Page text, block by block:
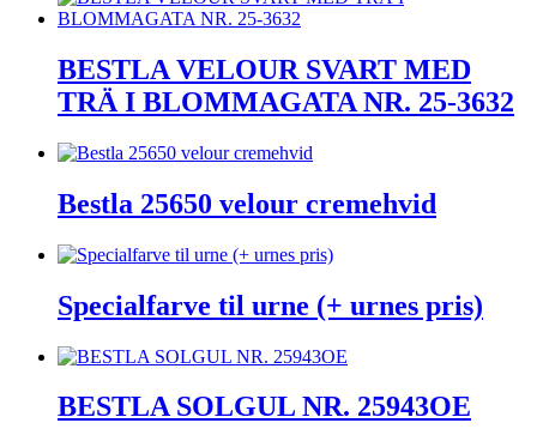
BESTLA VELOUR SVART MED
TRÄ I BLOMMAGATA NR. 25-3632
Bestla 25650 velour cremehvid
Specialfarve til urne (+ urnes pris)
BESTLA SOLGUL NR. 25943OE